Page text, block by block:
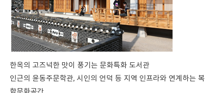
한옥의 고즈넉한 맛이 풍기는 문화특화 도서관
인근의 윤동주문학관, 시인의 언덕 등 지역 인프라와 연계하는 복